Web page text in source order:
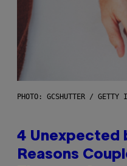
PHOTO: GCSHUTTER / GETTY
4 Unexpected
Reasons